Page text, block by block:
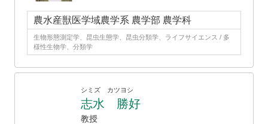
農水産獣医学域農学系 農学部 農学科
生物形態測定学、昆虫生態学、昆虫分類学、ライフサイエンス / 多
様性生物学、分類学
シミズ カツヨシ
志水 勝好
教授